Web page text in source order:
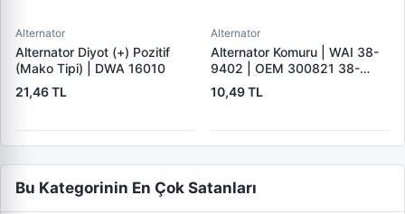
Alternator
Alternator Diyot (+) Pozitif
(Mako Tipi) | DWA 16010
21,46 TL
Alternator
Alternator Komuru | WAI 38-
9402 | OEM 300821 38-
9402
10,49 TL
Bu Kategorinin En Çok Satanları